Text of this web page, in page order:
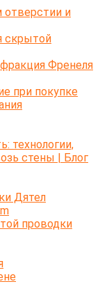
отверстии и
скрытой
Френеля
при покупке
технологии,
стены | Блог
Дятел
проводки